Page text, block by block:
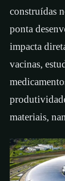
construídas
ponta
impacta
vacinas,
materiais,